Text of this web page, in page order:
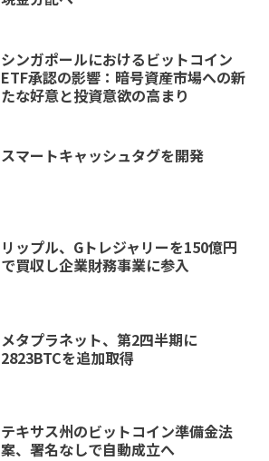
シンガポールにおけるビットコイン
ETF承認の影響：暗号資産市場への新
たな好意と投資意欲の高まり
スマートキャッシュタグを開発
リップル、Gトレジャリーを150億円
で買収し企業財務事業に参入
メタプラネット、第2四半期に
2823BTCを追加取得
テキサス州のビットコイン準備金法
案、署名なしで自動成立へ